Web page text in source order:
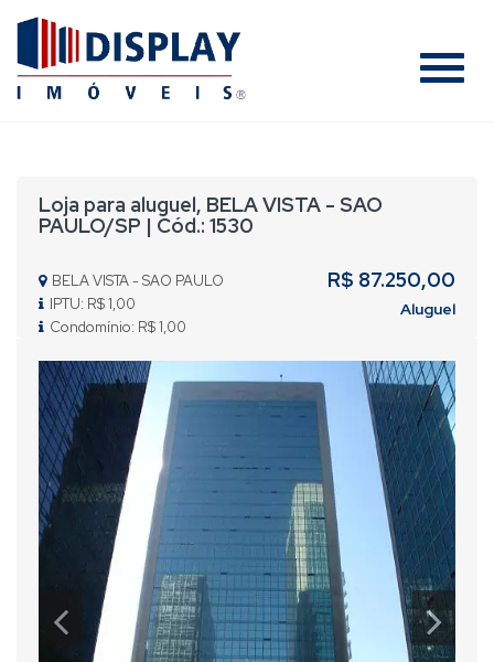
#
Loja para aluguel, BELA VISTA - SAO
PAULO/SP | Cód.: 1530
BELA VISTA - SAO PAULO
IPTU: R$ 1,00
Condomínio: R$ 1,00
R$ 87.250,00
Aluguel
Previous